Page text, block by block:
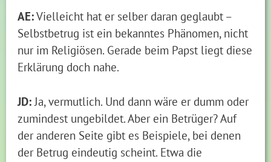
AE:Vielleicht hat er selber daran geglaubt –
Selbstbetrug ist ein bekanntes Phänomen, nicht
nur im Religiösen. Gerade beim Papst liegt diese
Erklärung doch nahe.
JD:Ja, vermutlich. Und dann wäre er dumm oder
zumindest ungebildet. Aber ein Betrüger? Auf
der anderen Seite gibt es Beispiele, bei denen
der Betrug eindeutig scheint. Etwa die